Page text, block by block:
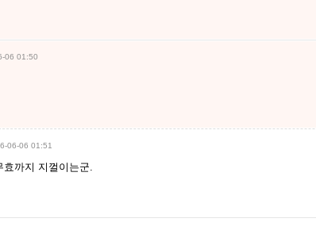
06 01:50
06-06 01:51
효까지 지껄이는군.